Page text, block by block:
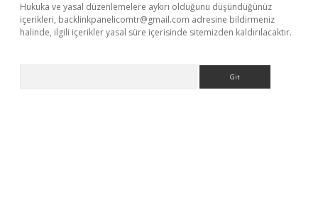
Hukuka ve yasal düzenlemelere aykırı olduğunu düşündüğünüz
içerikleri, backlinkpanelicomtr@gmail.com adresine bildirmeniz
halinde, ilgili içerikler yasal süre içerisinde sitemizden kaldırılacaktır.